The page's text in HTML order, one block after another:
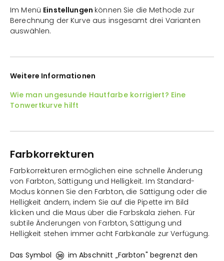
Im Menü Einstellungen können Sie die Methode zur
Berechnung der Kurve aus insgesamt drei Varianten
auswählen.
Weitere Informationen
Wie man ungesunde Hautfarbe korrigiert? Eine
Tonwertkurve hilft
Farbkorrekturen
Farbkorrekturen ermöglichen eine schnelle Änderung
von Farbton, Sättigung und Helligkeit. Im Standard-
Modus können Sie den Farbton, die Sättigung oder die
Helligkeit ändern, indem Sie auf die Pipette im Bild
klicken und die Maus über die Farbskala ziehen. Für
subtile Änderungen von Farbton, Sättigung und
Helligkeit stehen immer acht Farbkanäle zur Verfügung.
Das Symbol
im Abschnitt „Farbton" begrenzt den